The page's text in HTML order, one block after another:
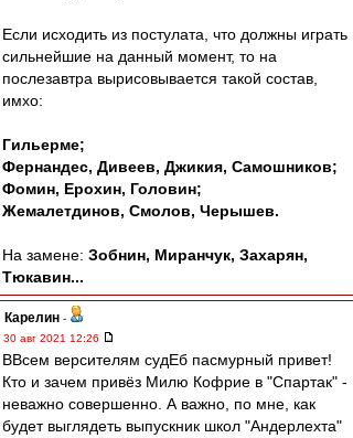
Если исходить из постулата, что должны играть
сильнейшие на данный момент, то на
послезавтра вырисовывается такой состав,
имхо:
Гильерме;
Фернандес, Дивеев, Джикия, Самошников;
Фомин, Ерохин, Головин;
Жемалетдинов, Смолов, Черышев.
На замене: Зобнин, Миранчук, Захарян,
Тюкавин...
Карелин -
30 авг 2021 12:26
ВВсем версителям судЕб пасмурный привет!
Кто и зачем привёз Милю Кофрие в "Спартак" -
неважно совершенно. А важно, по мне, как
будет выглядеть выпускник школ "Андерлехта"